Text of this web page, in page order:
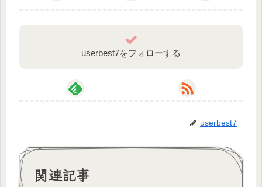
userbest7をフォローする
userbest7
関連記事